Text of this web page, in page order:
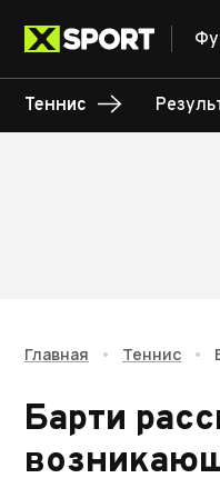
Теннис
Главная • Теннис •
Барти